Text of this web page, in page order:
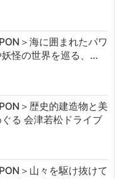
＞海に囲まれたパワ
怪の世界を巡る、…
＞歴史的建造物と美
る 会津若松ドライブ
＞山々を駆け抜けて